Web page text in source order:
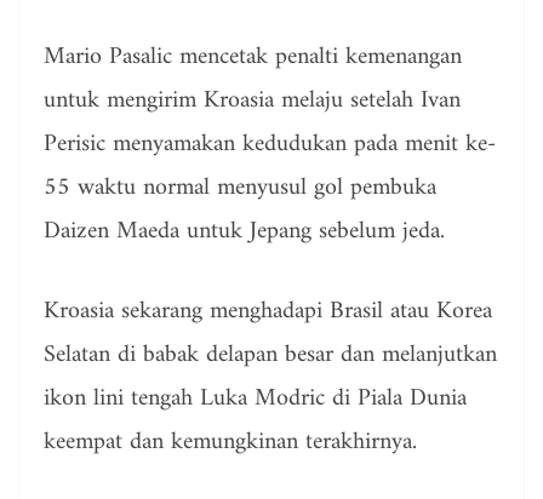
Mario Pasalic mencetak penalti kemenangan
untuk mengirim Kroasia melaju setelah Ivan
Perisic menyamakan kedudukan pada menit ke-
55 waktu normal menyusul gol pembuka
Daizen Maeda untuk Jepang sebelum jeda.
Kroasia sekarang menghadapi Brasil atau Korea
Selatan di babak delapan besar dan melanjutkan
ikon lini tengah Luka Modric di Piala Dunia
keempat dan kemungkinan terakhirnya.